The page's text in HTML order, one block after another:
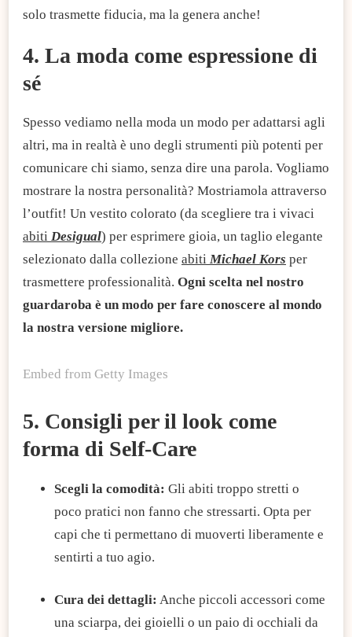
solo trasmette fiducia, ma la genera anche!
4. La moda come espressione di
sé
Spesso vediamo nella moda un modo per adattarsi agli
altri, ma in realtà è uno degli strumenti più potenti per
comunicare chi siamo, senza dire una parola. Vogliamo
mostrare la nostra personalità? Mostriamola attraverso
l’outfit! Un vestito colorato (da scegliere tra i vivaci
abiti Desigual) per esprimere gioia, un taglio elegante
selezionato dalla collezione abiti Michael Kors per
trasmettere professionalità. Ogni scelta nel nostro
guardaroba è un modo per fare conoscere al mondo
la nostra versione migliore.
Embed from Getty Images
5. Consigli per il look come
forma di Self-Care
Scegli la comodità: Gli abiti troppo stretti o
poco pratici non fanno che stressarti. Opta per
capi che ti permettano di muoverti liberamente e
sentirti a tuo agio.
Cura dei dettagli: Anche piccoli accessori come
una sciarpa, dei gioielli o un paio di occhiali da